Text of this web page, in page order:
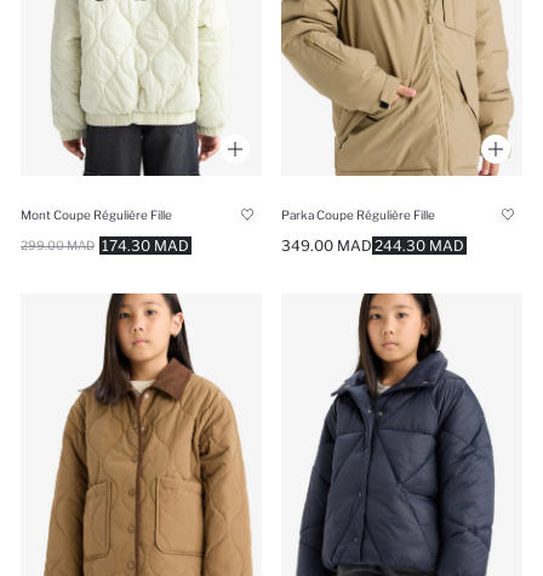
Mont Coupe Régulière Fille
174.30 MAD
299.00 MAD
Parka Coupe Régulière Fille
244.30 MAD
349.00 MAD